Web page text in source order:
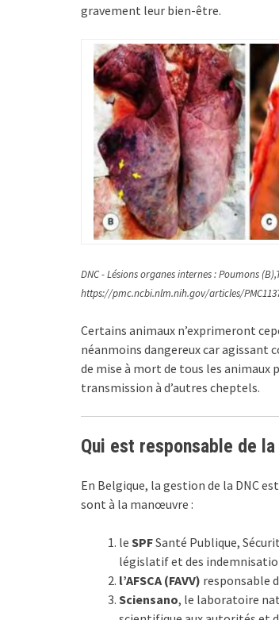
gravement leur bien-être.
DNC - Lésions organes internes : Poumons
https://pmc.ncbi.nlm.nih.gov/articles/
Certains animaux n’exprimeront
néanmoins dangereux car agissant
de mise à mort de tous les animaux
transmission à d’autres cheptels.
Qui est responsable de
En Belgique, la gestion de la DNC
sont à la manœuvre :
le SPFSanté Publique,
législatif et des
l’AFSCA (FAVV) responsable
Sciensano, le laboratoire